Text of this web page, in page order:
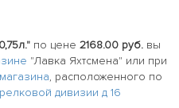
по цене 2168.00 руб. вы
"Лавка Яхтсмена" или при
магазина, расположенного по
дивизии д 16